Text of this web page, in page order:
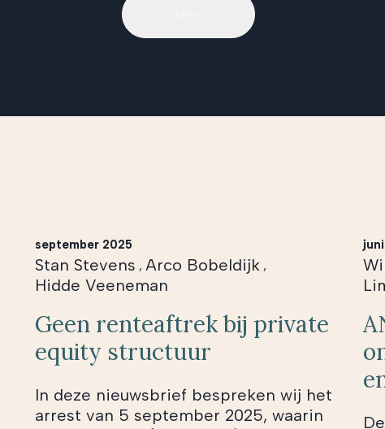
september 2025
Stan Stevens , Arco Bobeldijk ,
Hidde Veeneman
Geen renteaftrek bij private
equity structuur
In deze nieuwsbrief bespreken wij het
arrest van 5 september 2025, waarin